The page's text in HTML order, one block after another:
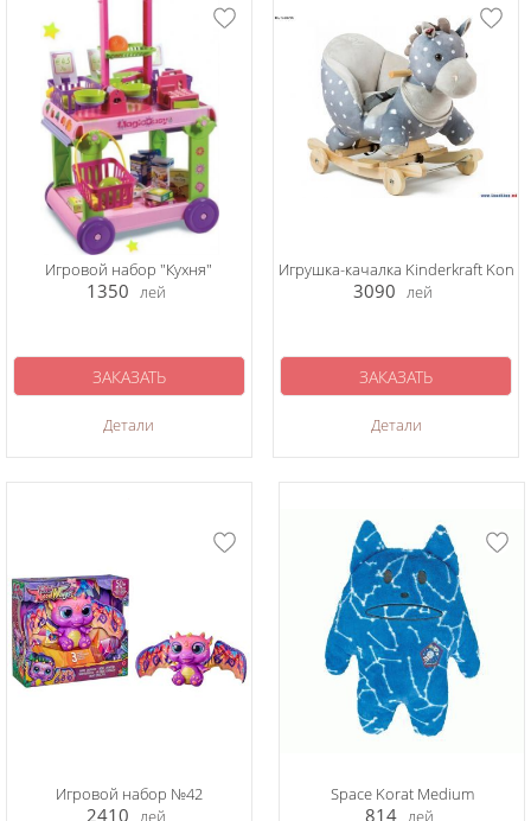
Игровой набор "Кухня"
1350 лей
Детали
ЗАКАЗАТЬ
Игрушка-качалка Kinderkraft Kon
3090 лей
Детали
ЗАКАЗАТЬ
Игровой набор №42
2410 лей
Space Korat Medium
814 лей